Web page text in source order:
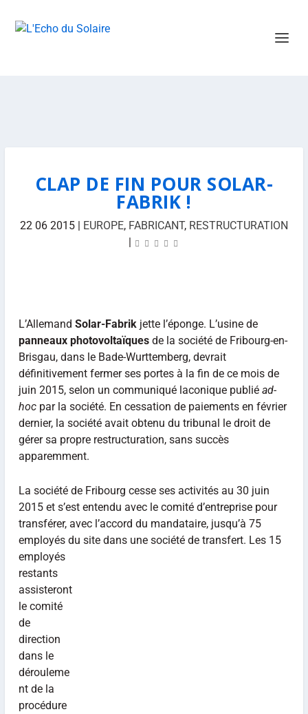
CLAP DE FIN POUR SOLAR-
FABRIK !
22 06 2015| EUROPE, FABRICANT, RESTRUCTURATION
|
L’Allemand Solar-Fabrikjette l’éponge. L’usine de
panneaux photovoltaïquesde la société de Fribourg-en-
Brisgau, dans le Bade-Wurttemberg, devrait
définitivement fermer ses portes à la fin de ce mois de
juin 2015, selon un communiqué laconique publié ad-
hocpar la société. En cessation de paiements en février
dernier, la société avait obtenu du tribunal le droit de
gérer sa propre restructuration, sans succès
apparemment.
La société de Fribourg cesse ses activités au 30 juin
2015 et s’est entendu avec le comité d’entreprise pour
transférer, avec l’accord du mandataire, jusqu’à 75
employés du site dans une société de transfert. Les 15
employés
restants
assisteront
le comité
de
direction
dans le
dérouleme
nt de la
procédure